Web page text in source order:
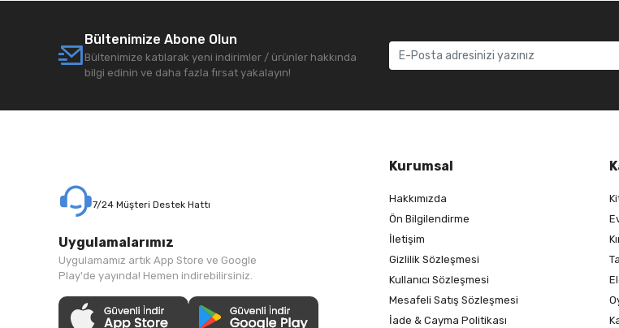
Bültenimize Abone Olun
Bültenimize katılarak yeni indirimler / ürünler hakkında
bilgi edinin ve daha fazla fırsat yakalayın!
7/24 Müşteri Destek Hattı
Uygulamalarımız
Uygulamamız artık App Store ve Google
Play'de yayında! Hemen indirebilirsiniz.
Kurumsal
Hakkımızda
Ön Bilgilendirme
İletişim
Gizlilik Sözleşmesi
Kullanıcı Sözleşmesi
Mesafeli Satış Sözleşmesi
İade & Cayma Politikası